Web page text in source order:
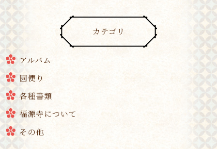
カテゴリ
アルバム
園便り
各種書類
福源寺について
その他